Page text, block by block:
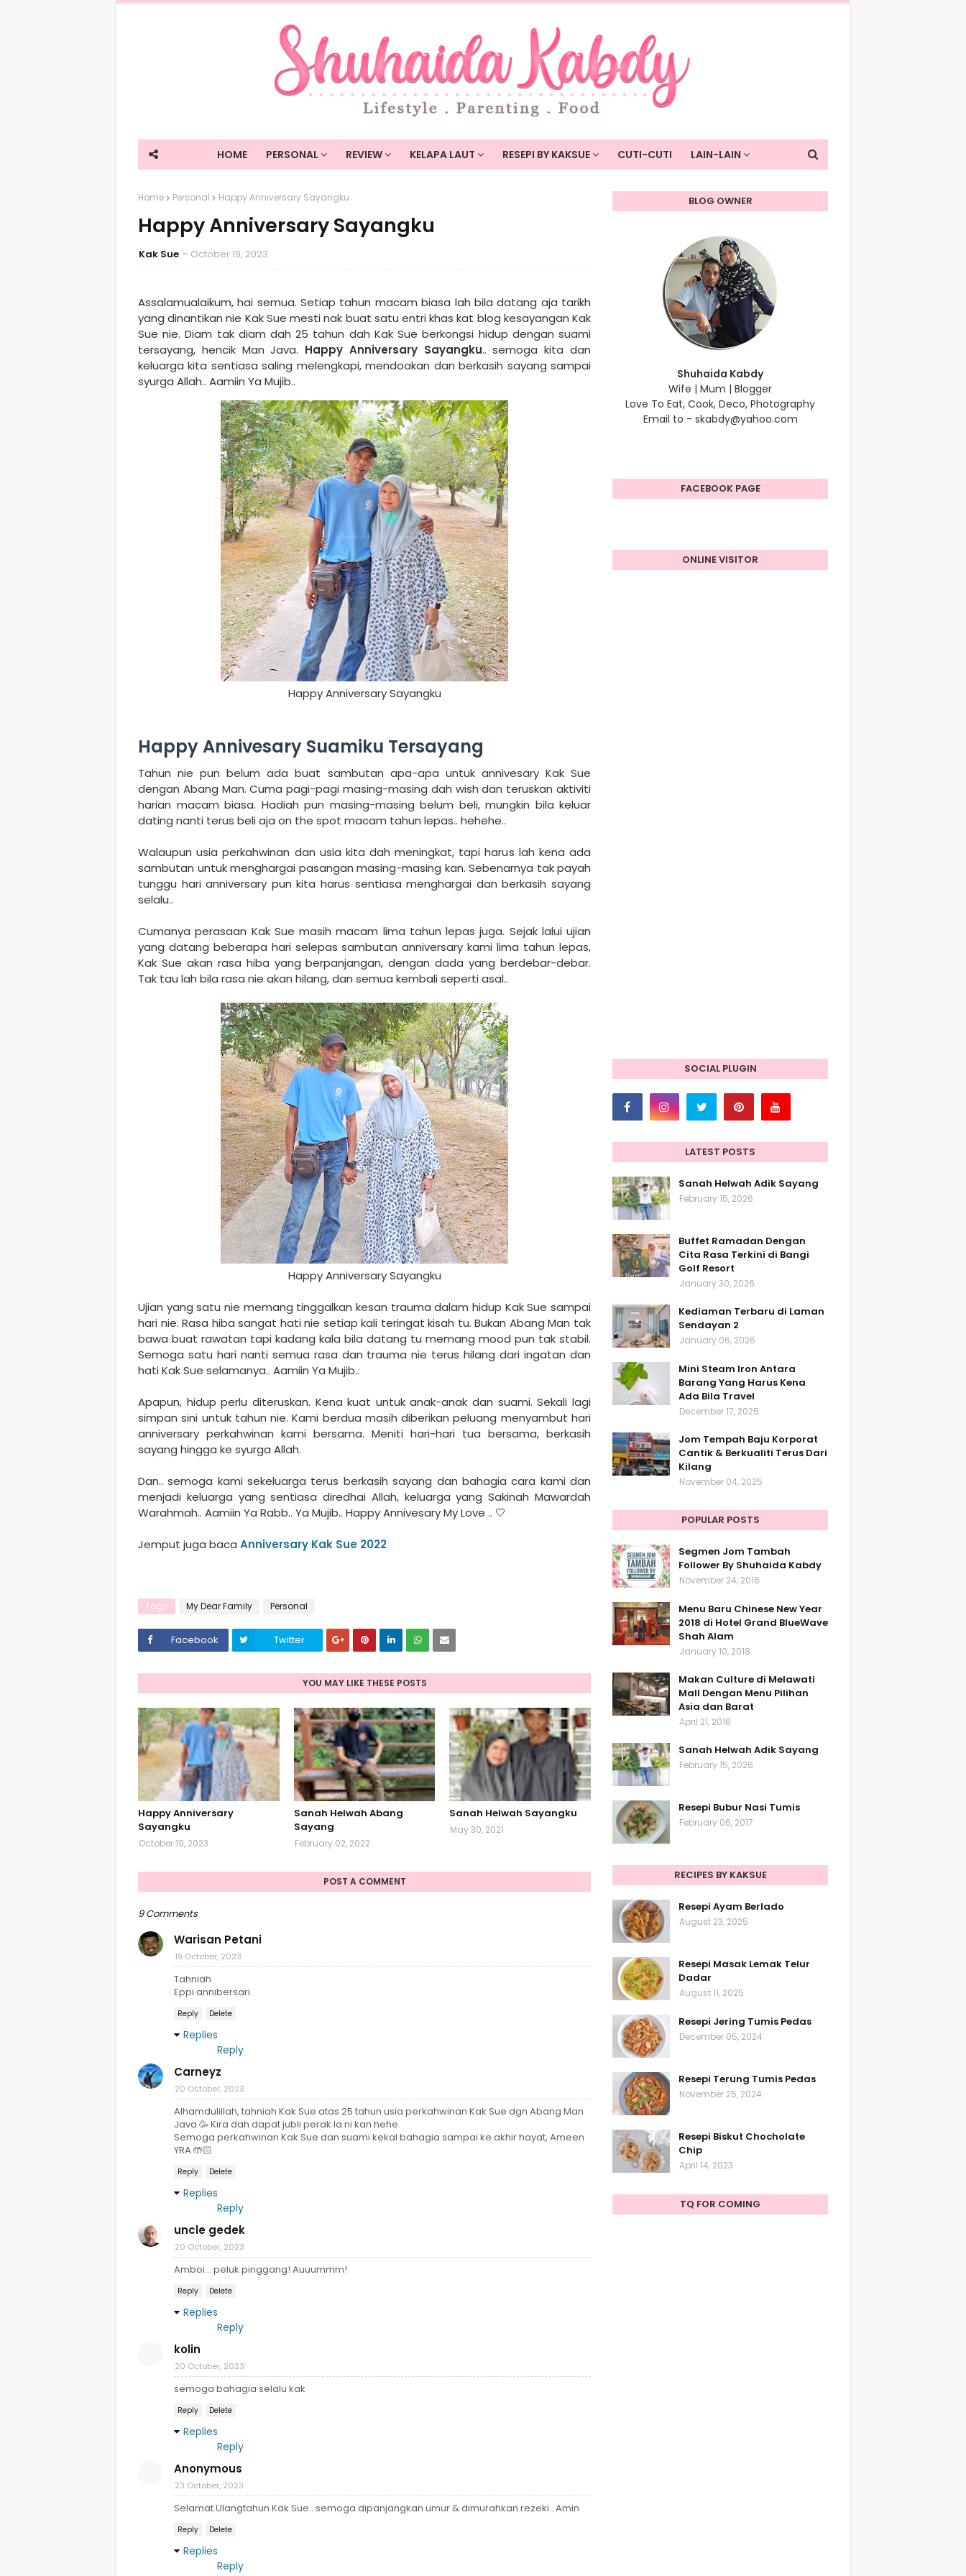
HOME PERSONAL REVIEW KELAPA LAUT RESEPI BY KAKSUE CUTI-CUTI LAIN-LAIN
Home Personal Happy Anniversary Sayangku
Happy Anniversary Sayangku
Kak Sue October 19, 2023
Assalamualaikum, hai semua. Setiap tahun macam biasa lah bila datang aja tarikh
yang dinantikan nie Kak Sue mesti nak buat satu entri khas kat blog kesayangan Kak
Sue nie. Diam tak diam dah 25 tahun dah Kak Sue berkongsi hidup dengan suami
tersayang, hencik Man Java. Happy Anniversary Sayangku.. semoga kita dan
keluarga kita sentiasa saling melengkapi, mendoakan dan berkasih sayang sampai
syurga Allah.. Aamiin Ya Mujib..
Happy Anniversary Sayangku
Happy Annivesary Suamiku Tersayang
Tahun nie pun belum ada buat sambutan apa-apa untuk annivesary Kak Sue
dengan Abang Man. Cuma pagi-pagi masing-masing dah wish dan teruskan aktiviti
harian macam biasa. Hadiah pun masing-masing belum beli, mungkin bila keluar
dating nanti terus beli aja on the spot macam tahun lepas.. hehehe..
Walaupun usia perkahwinan dan usia kita dah meningkat, tapi harus lah kena ada
sambutan untuk menghargai pasangan masing-masing kan. Sebenarnya tak payah
tunggu hari anniversary pun kita harus sentiasa menghargai dan berkasih sayang
selalu..
Cumanya perasaan Kak Sue masih macam lima tahun lepas juga. Sejak lalui ujian
yang datang beberapa hari selepas sambutan anniversary kami lima tahun lepas,
Kak Sue akan rasa hiba yang berpanjangan, dengan dada yang berdebar-debar.
Tak tau lah bila rasa nie akan hilang, dan semua kembali seperti asal..
Happy Anniversary Sayangku
Ujian yang satu nie memang tinggalkan kesan trauma dalam hidup Kak Sue sampai
hari nie. Rasa hiba sangat hati nie setiap kali teringat kisah tu. Bukan Abang Man tak
bawa buat rawatan tapi kadang kala bila datang tu memang mood pun tak stabil.
Semoga satu hari nanti semua rasa dan trauma nie terus hilang dari ingatan dan
hati Kak Sue selamanya.. Aamiin Ya Mujib..
Apapun, hidup perlu diteruskan. Kena kuat untuk anak-anak dan suami. Sekali lagi
simpan sini untuk tahun nie. Kami berdua masih diberikan peluang menyambut hari
anniversary perkahwinan kami bersama. Meniti hari-hari tua bersama, berkasih
sayang hingga ke syurga Allah.
Dan.. semoga kami sekeluarga terus berkasih sayang dan bahagia cara kami dan
menjadi keluarga yang sentiasa diredhai Allah, keluarga yang Sakinah Mawardah
Warahmah.. Aamiin Ya Rabb.. Ya Mujib.. Happy Annivesary My Love .. 🤍
Jemput juga baca Anniversary Kak Sue 2022
Tags My Dear Family Personal
Facebook Twitter
YOU MAY LIKE THESE POSTS
Happy Anniversary
Sayangku
October 19, 2023
Sanah Helwah Abang
Sayang
February 02, 2022
Sanah Helwah Sayangku
May 30, 2021
POST A COMMENT
9 Comments
Warisan Petani
19 October, 2023
Tahniah
Eppi annibersari
Reply Delete
Replies
Reply
Carneyz
20 October, 2023
Alhamdulillah, tahniah Kak Sue atas 25 tahun usia perkahwinan Kak Sue dgn Abang Man
Java 🥳 Kira dah dapat jubli perak la ni kan hehe.
Semoga perkahwinan Kak Sue dan suami kekal bahagia sampai ke akhir hayat, Ameen
YRA 🤲🏻
Reply Delete
Replies
Reply
uncle gedek
20 October, 2023
Amboi... peluk pinggang! Auuummm!
Reply Delete
Replies
Reply
kolin
20 October, 2023
semoga bahagia selalu kak
Reply Delete
Replies
Reply
Anonymous
23 October, 2023
Selamat Ulangtahun Kak Sue.. semoga dipanjangkan umur & dimurahkan rezeki.. Amin
Reply Delete
Replies
Reply
BLOG OWNER
Shuhaida Kabdy
Wife | Mum | Blogger
Love To Eat, Cook, Deco, Photography
Email to - skabdy@yahoo.com
FACEBOOK PAGE
ONLINE VISITOR
SOCIAL PLUGIN
LATEST POSTS
Sanah Helwah Adik Sayang
February 15, 2026
Buffet Ramadan Dengan
Cita Rasa Terkini di Bangi
Golf Resort
January 30, 2026
Kediaman Terbaru di Laman
Sendayan 2
January 06, 2026
Mini Steam Iron Antara
Barang Yang Harus Kena
Ada Bila Travel
December 17, 2025
Jom Tempah Baju Korporat
Cantik & Berkualiti Terus Dari
Kilang
November 04, 2025
POPULAR POSTS
Segmen Jom Tambah
Follower By Shuhaida Kabdy
November 24, 2016
Menu Baru Chinese New Year
2018 di Hotel Grand BlueWave
Shah Alam
January 10, 2018
Makan Culture di Melawati
Mall Dengan Menu Pilihan
Asia dan Barat
April 21, 2018
Sanah Helwah Adik Sayang
February 15, 2026
Resepi Bubur Nasi Tumis
February 06, 2017
RECIPES BY KAKSUE
Resepi Ayam Berlado
August 23, 2025
Resepi Masak Lemak Telur
Dadar
August 11, 2025
Resepi Jering Tumis Pedas
December 05, 2024
Resepi Terung Tumis Pedas
November 25, 2024
Resepi Biskut Chocholate
Chip
April 14, 2023
TQ FOR COMING